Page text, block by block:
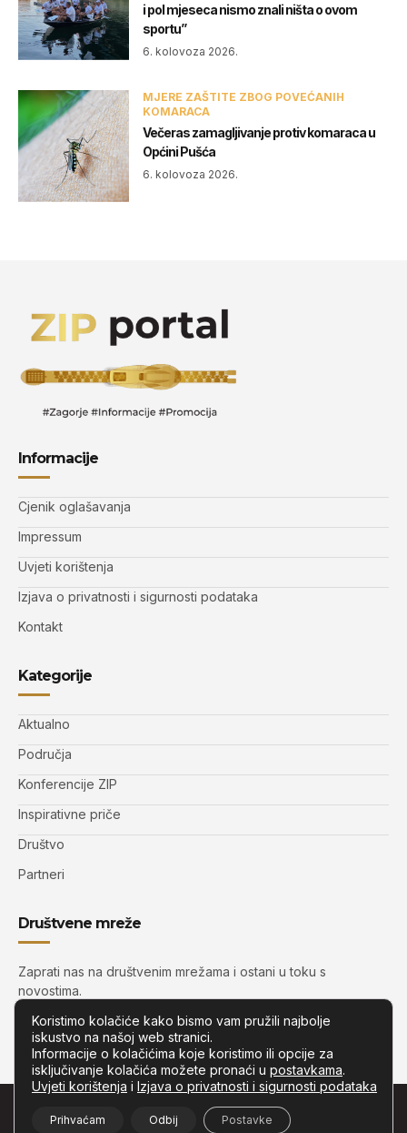
i pol mjeseca nismo znali ništa o ovom
sportu”
6. kolovoza 2026.
MJERE ZAŠTITE ZBOG POVEĆANIH
KOMARACA
Večeras zamagljivanje protiv komaraca u
Općini Pušća
6. kolovoza 2026.
Informacije
Cjenik oglašavanja
Impressum
Uvjeti korištenja
Izjava o privatnosti i sigurnosti podataka
Kontakt
Kategorije
Aktualno
Područja
Konferencije ZIP
Inspirativne priče
Društvo
Partneri
Društvene mreže
Zaprati nas na društvenim mrežama i ostani u toku s
novostima.
Zip.com.hr– Sva prava pridržana.
Koristimo kolačiće kako bismo vam pružili najbolje
iskustvo na našoj web stranici.
Informacije o kolačićima koje koristimo ili opcije za
isključivanje kolačića možete pronaći u postavkama.
Uvjeti korištenja i Izjava o privatnosti i sigurnosti podataka
Prihvaćam Odbij Postavke